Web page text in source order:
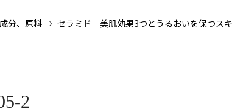
分、原料 セラミド 美肌効果3つとうるおいを保つス
2